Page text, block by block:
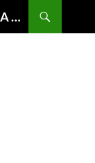
Camiseta Giannis Antetokounmpo NBA Barata